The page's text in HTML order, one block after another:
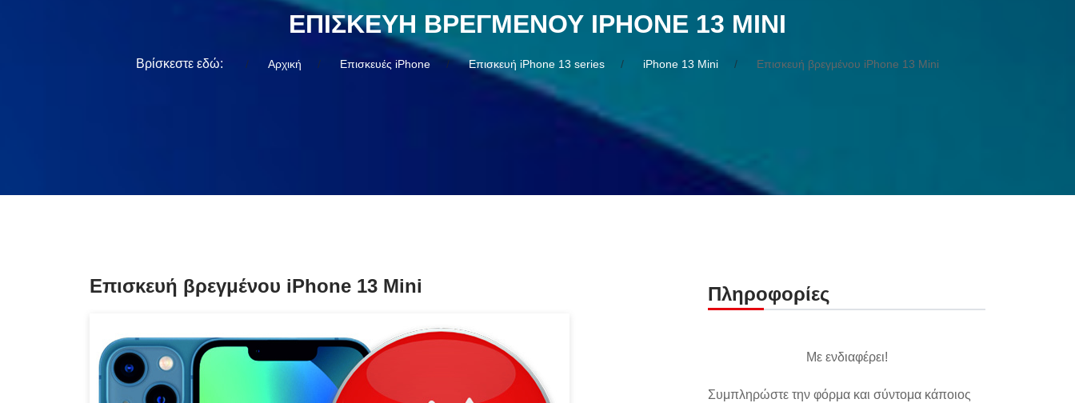
ΕΠΙΣΚΕΥΉ ΒΡΕΓΜΈΝΟΥ IPHONE 13 MINI
Βρίσκεστε εδώ: Αρχική Επισκευές iPhone Επισκευή iPhone 13 series iPhone 13 Mini Επισκευή βρεγμένου iPhone 13 Mini
Επισκευή βρεγμένου iPhone 13 Mini Πληροφορίες
Με ενδιαφέρει!
Συμπληρώστε την φόρμα και σύντομα κάποιος